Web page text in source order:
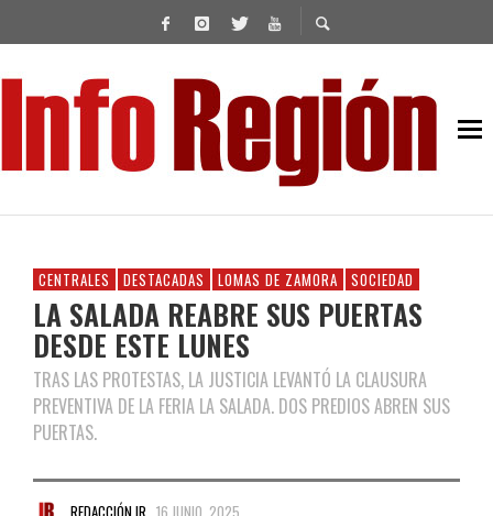
CENTRALES DESTACADAS LOMAS DE ZAMORA SOCIEDAD
LA SALADA REABRE SUS PUERTAS
DESDE ESTE LUNES
TRAS LAS PROTESTAS, LA JUSTICIA LEVANTÓ LA CLAUSURA
PREVENTIVA DE LA FERIA LA SALADA. DOS PREDIOS ABREN SUS
PUERTAS.
REDACCIÓN IR 16 JUNIO, 2025